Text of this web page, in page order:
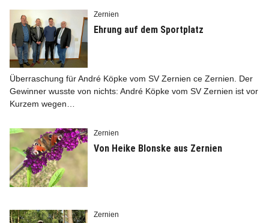
Zernien
Ehrung auf dem Sportplatz
Überraschung für André Köpke vom SV Zernien ce Zernien. Der
Gewinner wusste von nichts: André Köpke vom SV Zernien ist vor
Kurzem wegen…
Zernien
Von Heike Blonske aus Zernien
Zernien